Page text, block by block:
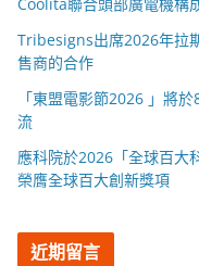
Tribesigns出席2026年拉
售商的合作
「東盟電影節2026 」將
流
應科院於2026「全球百大
榮膺全球百大創新獎項
近期留言